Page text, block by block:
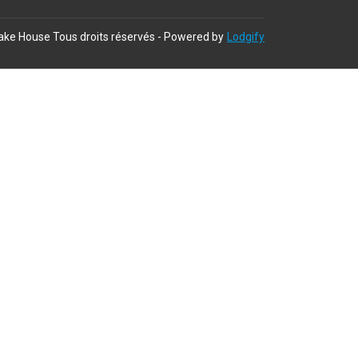
House Tous droits réservés - Powered by Lodgify